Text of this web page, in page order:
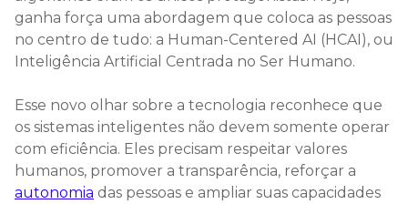
ganha força uma abordagem que coloca as pessoas
no centro de tudo: a Human-Centered AI (HCAI), ou
Inteligência Artificial Centrada no Ser Humano.
Esse novo olhar sobre a tecnologia reconhece que
os sistemas inteligentes não devem somente operar
com eficiência. Eles precisam respeitar valores
humanos, promover a transparência, reforçar a
autonomia das pessoas e ampliar suas capacidades